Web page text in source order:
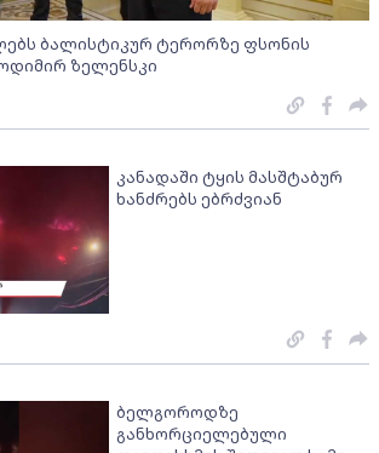
ბალისტიკურ ტერორზე ფსონის
ზელენსკი
კანადაში ტყის მასშტაბურ
ხანძრებს ებრძვიან
ბელგოროდზე
განხორციელებული